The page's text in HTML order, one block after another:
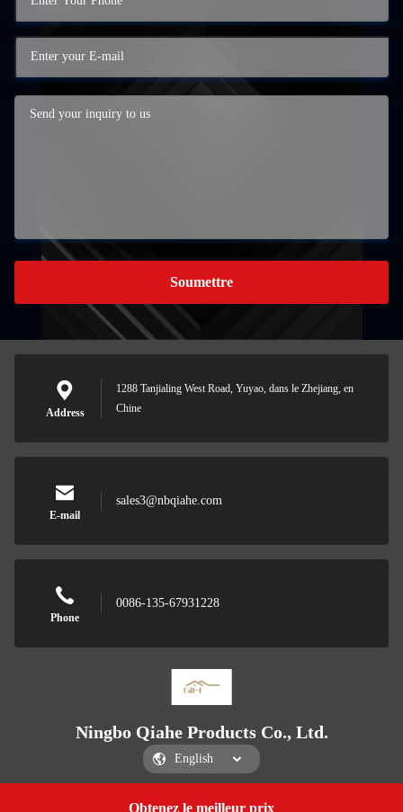
Obtenez le meilleur prix
Soumettre
Address
1288 Tanjialing West Road, Yuyao, dans le Zhejiang, en
Chine
E-mail
sales3@nbqiahe.com
Phone
0086-135-67931228
Ningbo Qiahe Products Co., Ltd.